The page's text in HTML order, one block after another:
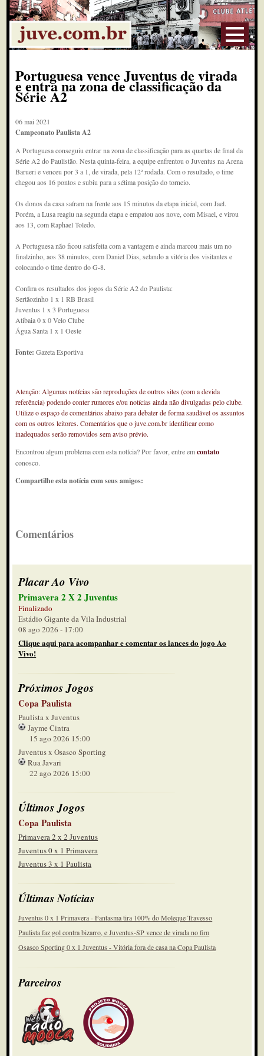
Portuguesa vence Juventus de virada
e entra na zona de classificação da
Série A2
06 mai 2021
Campeonato Paulista A2
A Portuguesa conseguiu entrar na zona de classificação para as quartas de final da
Série A2 do Paulistão. Nesta quinta-feira, a equipe enfrentou o Juventus na Arena
Barueri e venceu por 3 a 1, de virada, pela 12ª rodada. Com o resultado, o time
chegou aos 16 pontos e subiu para a sétima posição do torneio.
Os donos da casa saíram na frente aos 15 minutos da etapa inicial, com Jael.
Porém, a Lusa reagiu na segunda etapa e empatou aos nove, com Misael, e virou
aos 13, com Raphael Toledo.
A Portuguesa não ficou satisfeita com a vantagem e ainda marcou mais um no
finalzinho, aos 38 minutos, com Daniel Dias, selando a vitória dos visitantes e
colocando o time dentro do G-8.
Confira os resultados dos jogos da Série A2 do Paulista:
Sertãozinho 1 x 1 RB Brasil
Juventus 1 x 3 Portuguesa
Atibaia 0 x 0 Velo Clube
Água Santa 1 x 1 Oeste
Fonte:Gazeta Esportiva
Atenção: Algumas notícias são reproduções de outros sites (com a devida
referência) podendo conter rumores e/ou notícias ainda não divulgadas pelo clube.
Utilize o espaço de comentários abaixo para debater de forma saudável os assuntos
com os outros leitores. Comentários que o juve.com.br identificar como
inadequados serão removidos sem aviso prévio.
Encontrou algum problema com esta notícia? Por favor, entre emcontato
conosco.
Compartilhe esta notícia com seus amigos:
Comentários
Placar Ao Vivo
Primavera 2 X 2 Juventus
Finalizado
Estádio Gigante da Vila Industrial
08 ago 2026 - 17:00
Clique aqui para acompanhar e comentar os lances do jogo Ao
Vivo!
Próximos Jogos
Copa Paulista
Paulista x Juventus
Jayme Cintra
15 ago 2026 15:00
Juventus x Osasco Sporting
Rua Javari
22 ago 2026 15:00
Últimos Jogos
Copa Paulista
Primavera 2 x 2 Juventus
Juventus 0 x 1 Primavera
Juventus 3 x 1 Paulista
Últimas Notícias
Juventus 0 x 1 Primavera - Fantasma tira 100% do Moleque Travesso
Paulista faz gol contra bizarro, e Juventus-SP vence de virada no fim
Osasco Sporting 0 x 1 Juventus - Vitória fora de casa na Copa Paulista
Parceiros